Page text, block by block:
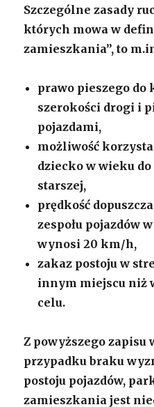
Szczególne zasady
których mowa w
zamieszkania”, to
prawo pieszego do
szerokości drogi i
pojazdami,
możliwość
dziecko w wieku
starszej,
prędkość
zespołu pojazdów
wynosi 20 km/h,
zakaz postoju w
innym miejscu niż
celu.
Z powyższego zapisu
przypadku braku
postoju pojazdów,
zamieszkania jest